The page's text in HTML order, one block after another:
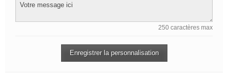
250 caractères max
Enregistrer la personnalisation